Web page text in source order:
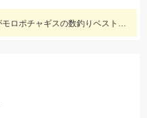
水温も徐々に上がり これからがモロポチャギスの数釣りベストシーズンインですよッ(・∀・)b